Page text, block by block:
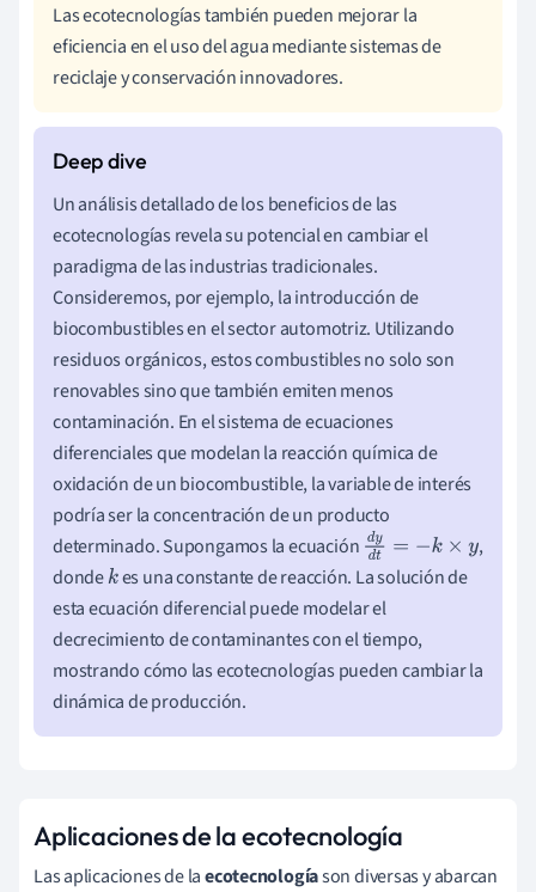
Las ecotecnologías también pueden mejorar la
eficiencia en el uso del agua mediante sistemas de
reciclaje y conservación innovadores.
Un análisis detallado de los beneficios de las
ecotecnologías revela su potencial en cambiar el
paradigma de las industrias tradicionales.
Consideremos, por ejemplo, la introducción de
biocombustibles en el sector automotriz. Utilizando
residuos orgánicos, estos combustibles no solo son
renovables sino que también emiten menos
contaminación. En el sistema de ecuaciones
diferenciales que modelan la reacción química de
oxidación de un biocombustible, la variable de interés
podría ser la concentración de un producto
determinado. Supongamos la ecuación dyd t=− k×y
,
dondekes una constante de reacción. La solución de
esta ecuación diferencial puede modelar el
decrecimiento de contaminantes con el tiempo,
mostrando cómo las ecotecnologías pueden cambiar la
dinámica de producción.
Aplicaciones de la ecotecnología
Las aplicaciones de laecotecnologíason diversas y abarcan